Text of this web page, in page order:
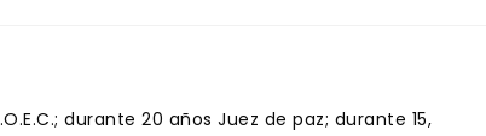
durante 20 años Juez de paz; durante 15,